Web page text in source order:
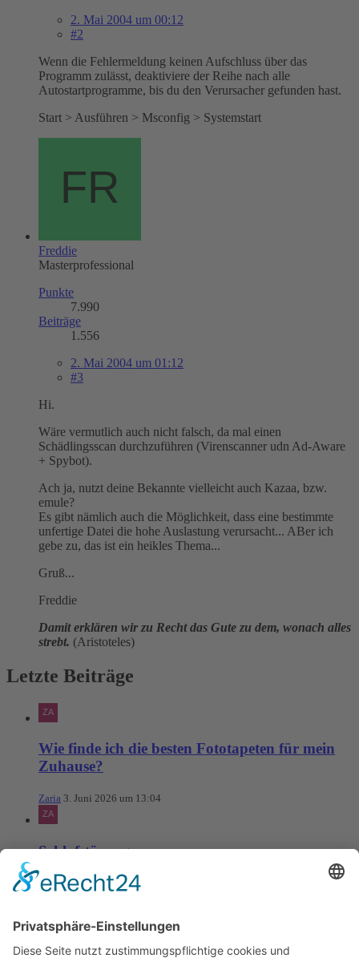
2. Mai 2004 um 00:12
#2
Wenn die Fehlermeldung keinen Aufschluss über das
Programm zulässt, deaktiviere der Reihe nach alle
Autostartprogramme, bis du den Verursacher gefunden hast.
Start > Ausführen > Msconfig > Systemstart
Freddie
Masterprofessional
Punkte
7.990
Beiträge
1.556
2. Mai 2004 um 01:12
#3
Hi.
Wäre vermutlich auch nicht falsch, da mal einen
Schädlingsscan durchzuführen (Virenscanner udn Ad-Aware
+ Spybot).
Ach ja, nutzt deine Bekannte vielleicht auch Kazaa, bzw.
emule?
Es gibt nämlich auch die Möglichkeit, dass eine bestimmte
unfertige Datei die hohe Auslastung verursacht... ABer ich
gebe zu, das ist ein heikles Thema...
Gruß...
Freddie
Damit erklären wir zu Recht das Gute zu dem, wonach alles
strebt. (Aristoteles)
Letzte Beiträge
Wie finde ich die besten Fototapeten für mein
Zuhause?
Zaria 3. Juni 2026 um 13:04
Schlafstörungen
Zaria 3. Juni 2026 um 13:03
Ms word to PDF